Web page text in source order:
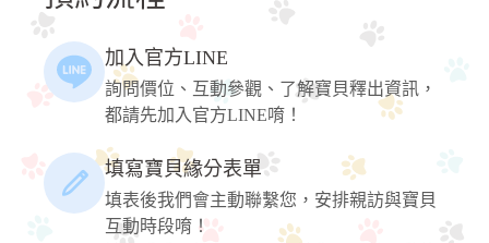
加入官方LINE
詢問價位、互動參觀、了解寶貝釋出資訊，
都請先加入官方LINE唷！
填寫寶貝緣分表單
填表後我們會主動聯繫您，安排親訪與寶貝
互動時段唷！